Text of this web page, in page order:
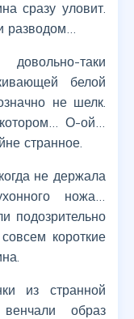
сразу уловит.
таки
белой
не шелк.
О-ой…
странное.
не держала
ножа…
подозрительно
короткие
из странной
венчали образ